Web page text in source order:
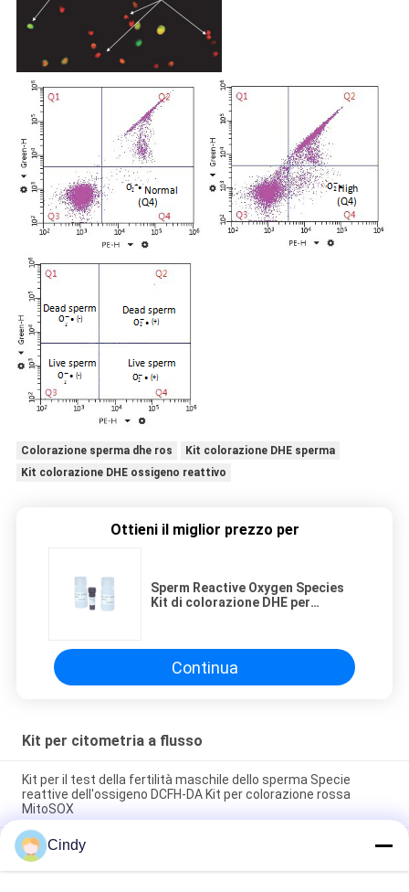
Colorazione sperma dhe ros
Kit colorazione DHE sperma
Kit colorazione DHE ossigeno reattivo
Ottieni il miglior prezzo per
Sperm Reactive Oxygen Species
Kit di colorazione DHE per
Continua
Kit per citometria a flusso
Kit per il test della fertilità maschile dello sperma Specie
reattive dell'ossigeno DCFH-DA Kit per colorazione rossa
MitoSOX
Kit per citometria a flusso spermatico Kit per citometria con
sonda PNA-FITC Kit per la colorazione dell'acrosoma
spermatico
Cindy